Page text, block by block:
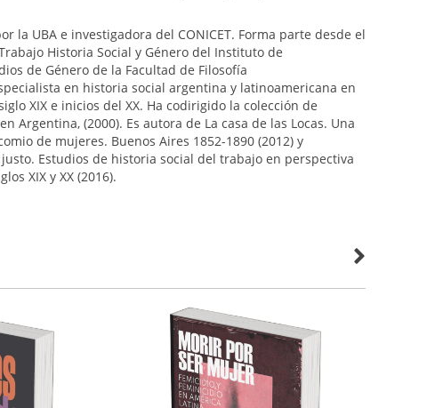
la UBA e investigadora del CONICET. Forma parte desde el
Historia Social y Género del Instituto de
de Género de la Facultad de Filosofía
en historia social argentina y latinoamericana en
XIX e inicios del XX. Ha codirigido la colección de
Argentina, (2000). Es autora de La casa de las Locas. Una
de mujeres. Buenos Aires 1852-1890 (2012) y
Estudios de historia social del trabajo en perspectiva
XIX y XX (2016).